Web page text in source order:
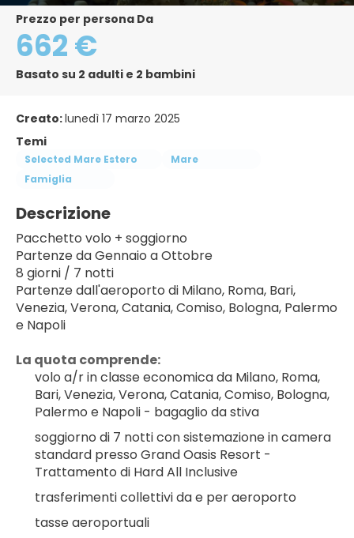
Prezzo per persona Da
662 €
Basato su 2 adulti e 2 bambini
Creato:lunedì 17 marzo 2025
Temi
Selected Mare Estero
Mare
Famiglia
Descrizione
Pacchetto volo + soggiorno
Partenze da Gennaio a Ottobre
8 giorni / 7 notti
Partenze dall'aeroporto di Milano, Roma, Bari,
Venezia, Verona, Catania, Comiso, Bologna, Palermo
e Napoli
La quota comprende:
volo a/r in classe economica da Milano, Roma,
Bari, Venezia, Verona, Catania, Comiso, Bologna,
Palermo e Napoli - bagaglio da stiva
soggiorno di 7 notti con sistemazione in camera
standard presso Grand Oasis Resort -
Trattamento di Hard All Inclusive
trasferimenti collettivi da e per aeroporto
tasse aeroportuali